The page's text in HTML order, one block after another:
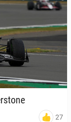
27